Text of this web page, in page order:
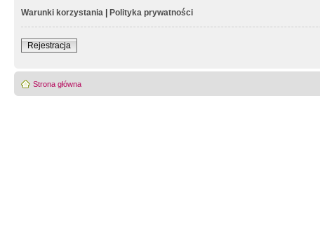
Warunki korzystania | Polityka prywatności
Rejestracja
Strona główna